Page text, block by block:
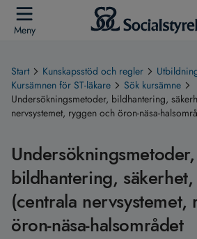
Meny
Start Kunskapsstöd och regler
Kursämnen för ST-läkare
Sök kursämne
Undersökningsmetoder, bildhantering,
nervsystemet, ryggen och öron-näsa-
Undersökningsmetoder,
bildhantering,
(centrala
öron-näsa-halsområdet